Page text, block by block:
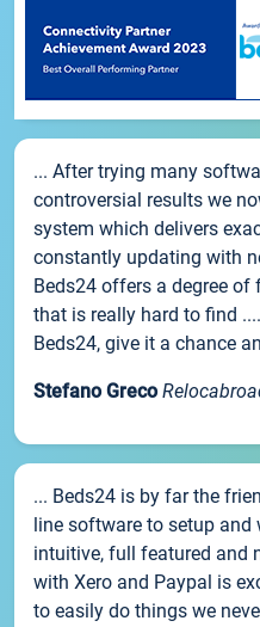
... After trying many
controversial results we
system which delivers
constantly updating with
Beds24 offers a degree
that is really hard to find
Beds24, give it a chance
Stefano Greco
... Beds24 is by far the
line software to setup and
intuitive, full featured and
with Xero and Paypal is
to easily do things we